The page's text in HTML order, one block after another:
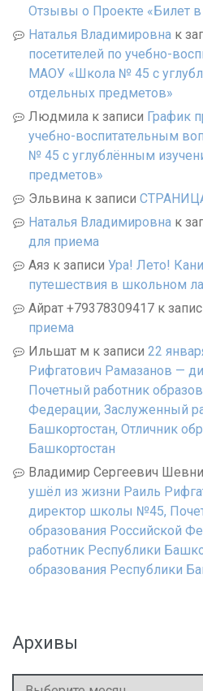
Отзывы о Проекте «Билет
Наталья Владимировна к
посетителей по учебно-
МАОУ «Школа № 45 с
отдельных предметов»
Людмила к записи График
учебно-воспитательным
№ 45 с углублённым
предметов»
Эльвина к записи
Наталья Владимировна к
для приема
Аяз к записи Ура! Лето!
путешествия в школьном
Айрат +79378309417 к
приема
Ильшат м к записи 22
Рифгатович Рамазанов —
Почетный работник
Федерации, Заслуженный
Башкортостан, Отличник
Башкортостан
Владимир Сергеевич
ушёл из жизни Раиль
директор школы №45,
образования Российской
работник Республики
образования Республики
Архивы
Архивы